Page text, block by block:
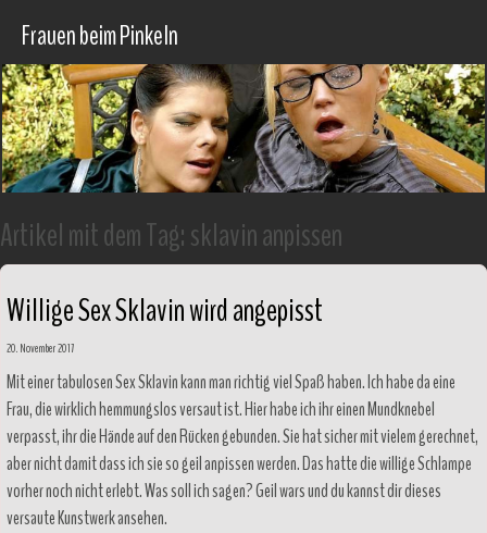
Frauen beim Pinkeln
Artikel mit dem Tag:sklavin anpissen
Willige Sex Sklavin wird angepisst
20. November 2017
Mit einer tabulosen Sex Sklavin kann man richtig viel Spaß haben. Ich habe da eine
Frau, die wirklich hemmungslos versaut ist. Hier habe ich ihr einen Mundknebel
verpasst, ihr die Hände auf den Rücken gebunden. Sie hat sicher mit vielem gerechnet,
aber nicht damit dass ich sie so geil anpissen werden. Das hatte die willige Schlampe
vorher noch nicht erlebt. Was soll ich sagen? Geil wars und du kannst dir dieses
versaute Kunstwerk ansehen.